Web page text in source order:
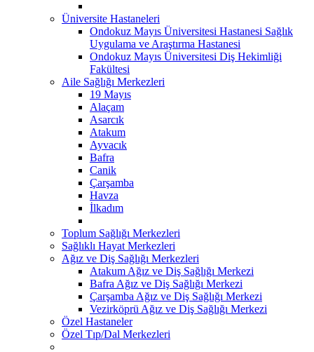
Üniversite Hastaneleri
Ondokuz Mayıs Üniversitesi Hastanesi Sağlık
Uygulama ve Araştırma Hastanesi
Ondokuz Mayıs Üniversitesi Diş Hekimliği
Fakültesi
Aile Sağlığı Merkezleri
19 Mayıs
Alaçam
Asarcık
Atakum
Ayvacık
Bafra
Canik
Çarşamba
Havza
İlkadım
Toplum Sağlığı Merkezleri
Sağlıklı Hayat Merkezleri
Ağız ve Diş Sağlığı Merkezleri
Atakum Ağız ve Diş Sağlığı Merkezi
Bafra Ağız ve Diş Sağlığı Merkezi
Çarşamba Ağız ve Diş Sağlığı Merkezi
Vezirköprü Ağız ve Diş Sağlığı Merkezi
Özel Hastaneler
Özel Tıp/Dal Merkezleri